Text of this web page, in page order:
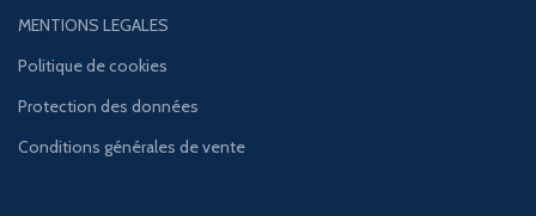
MENTIONS LEGALES
Politique de cookies
Protection des données
Conditions générales de vente